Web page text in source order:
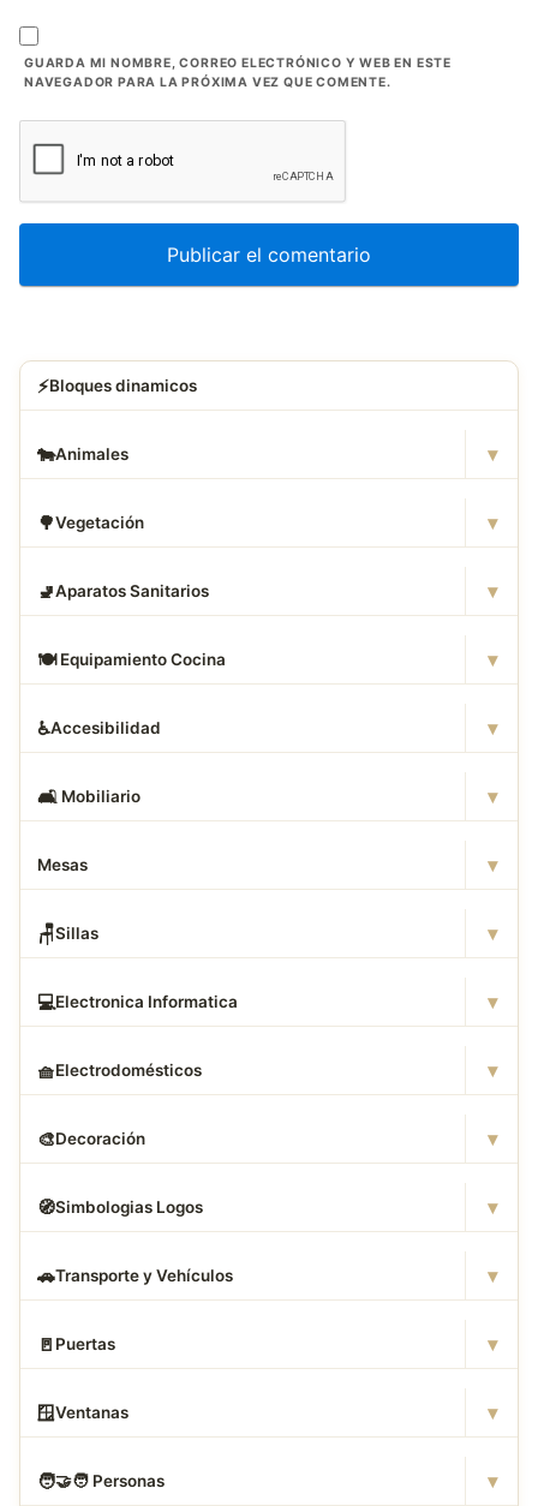
GUARDA MI NOMBRE, CORREO ELECTRÓNICO Y WEB EN ESTE
NAVEGADOR PARA LA PRÓXIMA VEZ QUE COMENTE.
⚡Bloques dinamicos
🐄Animales ▾
🌳Vegetación ▾
🚽Aparatos Sanitarios ▾
🍽️ Equipamiento Cocina ▾
♿Accesibilidad ▾
🛋 ️ Mobiliario ▾
Mesas ▾
🪑Sillas ▾
💻Electronica Informatica ▾
🧺Electrodomésticos ▾
🎨Decoración ▾
🧭Simbologias Logos ▾
🚗Transporte y Vehículos ▾
🚪 Puertas ▾
🪟Ventanas ▾
🧑‍🤝‍🧑 Personas ▾